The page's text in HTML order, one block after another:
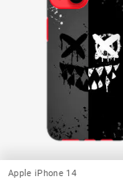
Apple iPhone 14